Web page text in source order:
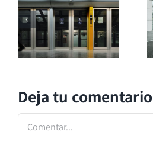
Deja tu comentario